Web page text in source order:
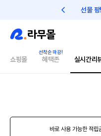
선물
쇼핑몰 혜택존 실시간리
바로 사용 가능한 적립